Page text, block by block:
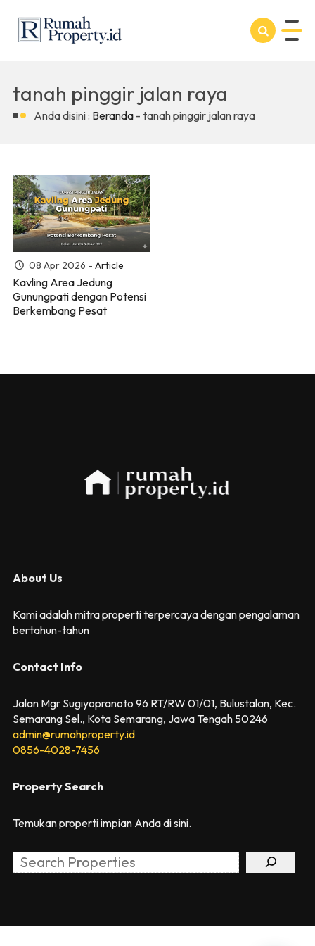
tanah pinggir jalan raya
Anda disini : Beranda - tanah pinggir jalan raya
08 Apr 2026 - Article
Kavling Area Jedung
Gunungpati dengan Potensi
Berkembang Pesat
About Us
Kami adalah mitra properti terpercaya dengan pengalaman
bertahun-tahun
Contact Info
Jalan Mgr Sugiyopranoto 96 RT/RW 01/01, Bulustalan, Kec.
Semarang Sel., Kota Semarang, Jawa Tengah 50246
admin@rumahproperty.id
0856-4028-7456
Property Search
Temukan properti impian Anda di sini.
Search